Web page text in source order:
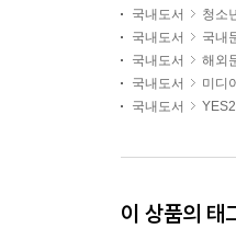
국내도서
청소
국내도서
국내
국내도서
해외
국내도서
미디
국내도서
이 상품의 태